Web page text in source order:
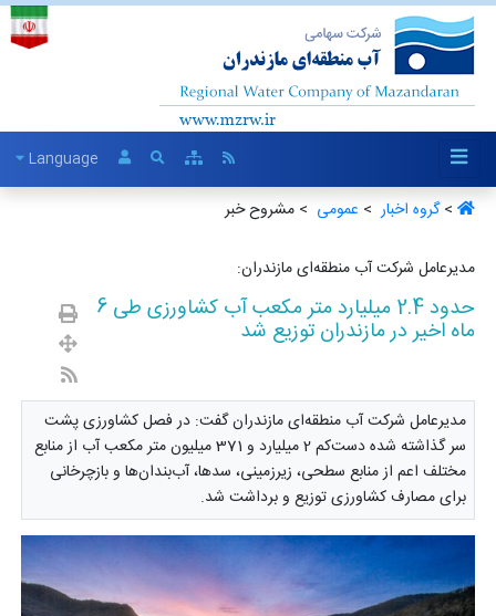
Language
>گروه اخبار ‏ > عمومی ‏ > مشروح خبر
مدیرعامل شرکت آب منطقه‌ای مازندران:
حدود 2.4 میلیارد متر مکعب آب کشاورزی طی 6
ماه اخیر در مازندران توزیع شد
مدیرعامل شرکت آب منطقه‌ای مازندران گفت: در فصل کشاورزی پشت
سر گذاشته شده دست‌کم 2 میلیارد و 371 میلیون متر مکعب آب از منابع
مختلف اعم از منابع سطحی، زیرزمینی، سدها، آب‌بندان‌ها و بازچرخانی
برای مصارف کشاورزی توزیع و برداشت شد.